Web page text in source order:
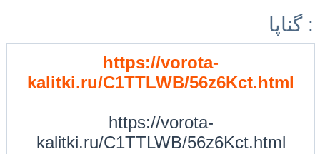
گناپا :
https://vorota-
kalitki.ru/C1TTLWB/56z6Kct.html
https://vorota-
kalitki.ru/C1TTLWB/56z6Kct.html